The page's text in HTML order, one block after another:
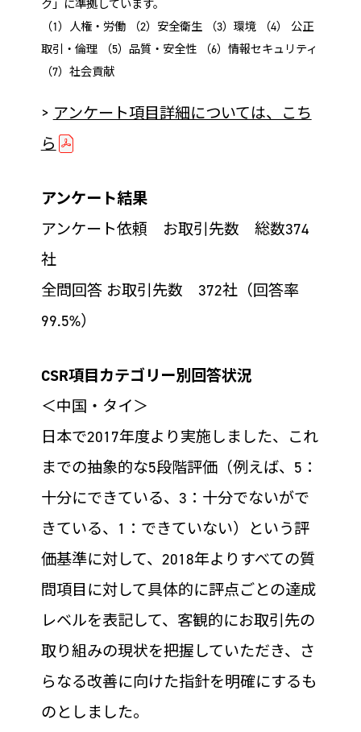
ク」に準拠しています。
（1）人権・労働 （2）安全衛生 （3）環境 （4） 公正
取引・倫理 （5）品質・安全性 （6）情報セキュリティ
（7）社会貢献
> アンケート項目詳細については、こち
ら
アンケート結果
アンケート依頼 お取引先数 総数374
社
全問回答 お取引先数 372社（回答率
99.5%）
CSR項目カテゴリー別回答状況
＜中国・タイ＞
日本で2017年度より実施しました、これ
までの抽象的な5段階評価（例えば、5：
十分にできている、3：十分でないがで
きている、1：できていない）という評
価基準に対して、2018年よりすべての質
問項目に対して具体的に評点ごとの達成
レベルを表記して、客観的にお取引先の
取り組みの現状を把握していただき、さ
らなる改善に向けた指針を明確にするも
のとしました。